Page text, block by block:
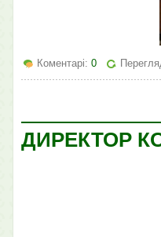
Коментарі: 0
ДИРЕКТОР